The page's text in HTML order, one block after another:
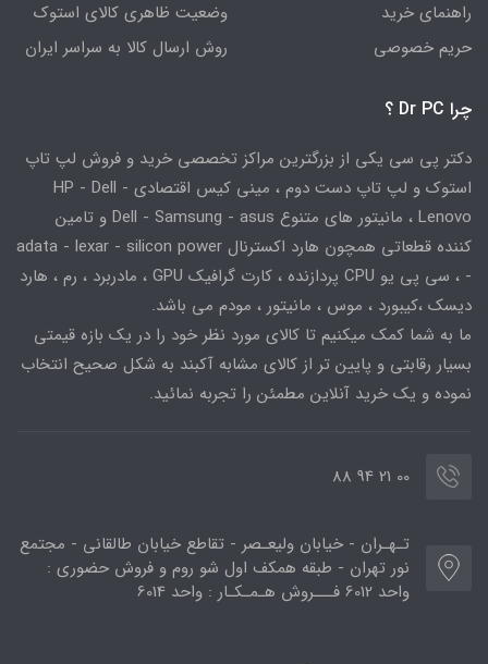
راهنمای خرید
حریم خصوصی
وضعیت ظاهری کالای استوک
روش ارسال کالا به سراسر ایران
چرا Dr PC ؟
دکتر پی سی یکی از بزرگترین مراکز تخصصی خرید و فروش لپ تاپ
استوک و لپ تاپ دست دوم ، مینی کیس اقتصادی HP - Dell -
Lenovo ، مانیتور های متنوع Dell - Samsung - asus و تامین
کننده قطعاتی همچون هارد اکسترنال adata - lexar - silicon power
- ، سی پی یو CPU پردازنده ، کارت گرافیک GPU ، مادربرد ، رم ، هارد
دیسک ،کیبورد ، موس ، مانیتور ، مودم می باشد.
ما به شما کمک میکنیم تا کالای مورد نظر خود را در یک بازه قیمتی
بسیار رقابتی و پایین تر از کالای مشابه آکبند به شکل صحیح انتخاب
نموده و یک خرید آنلاین مطمئن را تجربه نمائید.
00 21 94 88
تـهـران - خیابان ولیعـصر - تقاطع خیابان طالقانی - مجتمع
نور تهران - طبقه همکف اول شو روم و فروش حضوری :
واحد 6012 فـــروش هـمـکـار : واحد 6014